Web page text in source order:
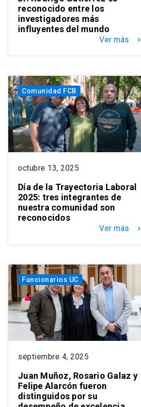
reconocido entre los
investigadores más
influyentes del mundo
Ver más keyboard_arrow_right
Comunidad FCB
octubre 13, 2025
Día de la Trayectoria Laboral
2025: tres integrantes de
nuestra comunidad son
reconocidos
Ver más keyboard_arrow_right
Funcionarios UC
septiembre 4, 2025
Juan Muñoz, Rosario Galaz y
Felipe Alarcón fueron
distinguidos por su